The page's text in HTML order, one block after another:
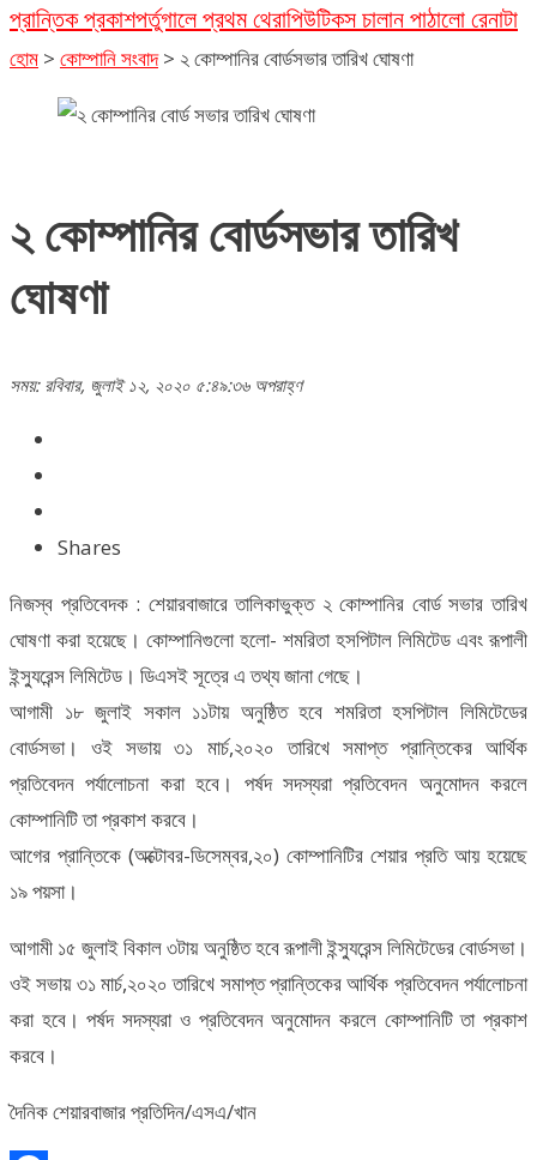
প্রান্তিক প্রকাশপর্তুগালে প্রথম থেরাপিউটিকস চালান পাঠালো রেনাটা
হোম > কোম্পানি সংবাদ > ২ কোম্পানির বোর্ডসভার তারিখ ঘোষণা
২ কোম্পানির বোর্ডসভার তারিখ
ঘোষণা
সময়: রবিবার, জুলাই ১২, ২০২০ ৫:৪৯:৩৬ অপরাহ্ণ
Shares
নিজস্ব প্রতিবেদক : শেয়ারবাজারে তালিকাভুক্ত ২ কোম্পানির বোর্ড সভার তারিখ
ঘোষণা করা হয়েছে। কোম্পানিগুলো হলো- শমরিতা হসপিটাল লিমিটেড এবং রূপালী
ইন্স্যুরেন্স লিমিটেড। ডিএসই সূত্রে এ তথ্য জানা গেছে।
আগামী ১৮ জুলাই সকাল ১১টায় অনুষ্ঠিত হবে শমরিতা হসপিটাল লিমিটেডের
বোর্ডসভা। ওই সভায় ৩১ মার্চ,২০২০ তারিখে সমাপ্ত প্রান্তিকের আর্থিক
প্রতিবেদন পর্যালোচনা করা হবে। পর্ষদ সদস্যরা প্রতিবেদন অনুমোদন করলে
কোম্পানিটি তা প্রকাশ করবে।
আগের প্রান্তিকে (অক্টোবর-ডিসেম্বর,২০) কোম্পানিটির শেয়ার প্রতি আয় হয়েছে
১৯ পয়সা।
আগামী ১৫ জুলাই বিকাল ৩টায় অনুষ্ঠিত হবে রূপালী ইন্স্যুরেন্স লিমিটেডের বোর্ডসভা।
ওই সভায় ৩১ মার্চ,২০২০ তারিখে সমাপ্ত প্রান্তিকের আর্থিক প্রতিবেদন পর্যালোচনা
করা হবে। পর্ষদ সদস্যরা ও প্রতিবেদন অনুমোদন করলে কোম্পানিটি তা প্রকাশ
করবে।
দৈনিক শেয়ারবাজার প্রতিদিন/এসএ/খান